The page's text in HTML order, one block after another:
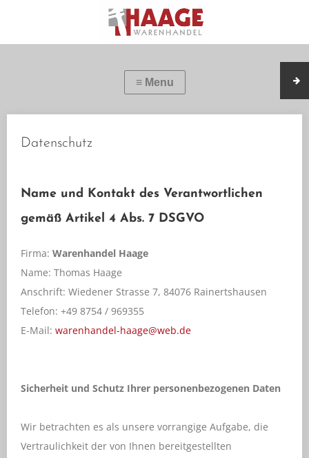
Datenschutz
Name und Kontakt des Verantwortlichen
gemäß Artikel 4 Abs. 7 DSGVO
Firma: Warenhandel Haage
Name: Thomas Haage
Anschrift: Wiedener Strasse 7, 84076 Rainertshausen
Telefon: +49 8754 / 969355
E-Mail: warenhandel-haage@web.de
Sicherheit und Schutz Ihrer personenbezogenen Daten
Wir betrachten es als unsere vorrangige Aufgabe, die
Vertraulichkeit der von Ihnen bereitgestellten